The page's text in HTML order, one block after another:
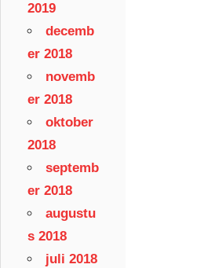
2019
decemb
er 2018
novemb
er 2018
oktober
2018
septemb
er 2018
augustu
s 2018
juli 2018